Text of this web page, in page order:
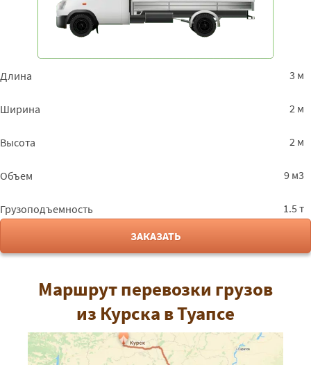
Длина 3 м
Ширина 2 м
Высота 2 м
Объем 9 м3
Грузоподъемность
1.5 т
ЗАКАЗАТЬ
Маршрут перевозки грузов
из Курска в Туапсе